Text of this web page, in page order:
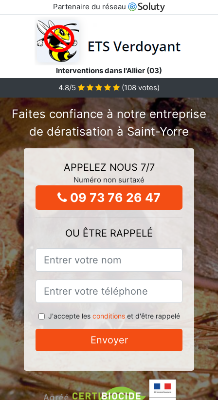
Partenaire du réseau
Interventions dans l'Allier (03)
4.8/5
(108 votes)
Faites confiance à notre entreprise
de dératisation à Saint-Yorre
APPELEZ NOUS 7/7
Numéro non surtaxé
09 73 76 26 47
OU ÊTRE RAPPELÉ
J'accepte les conditionset d'être rappelé
Envoyer